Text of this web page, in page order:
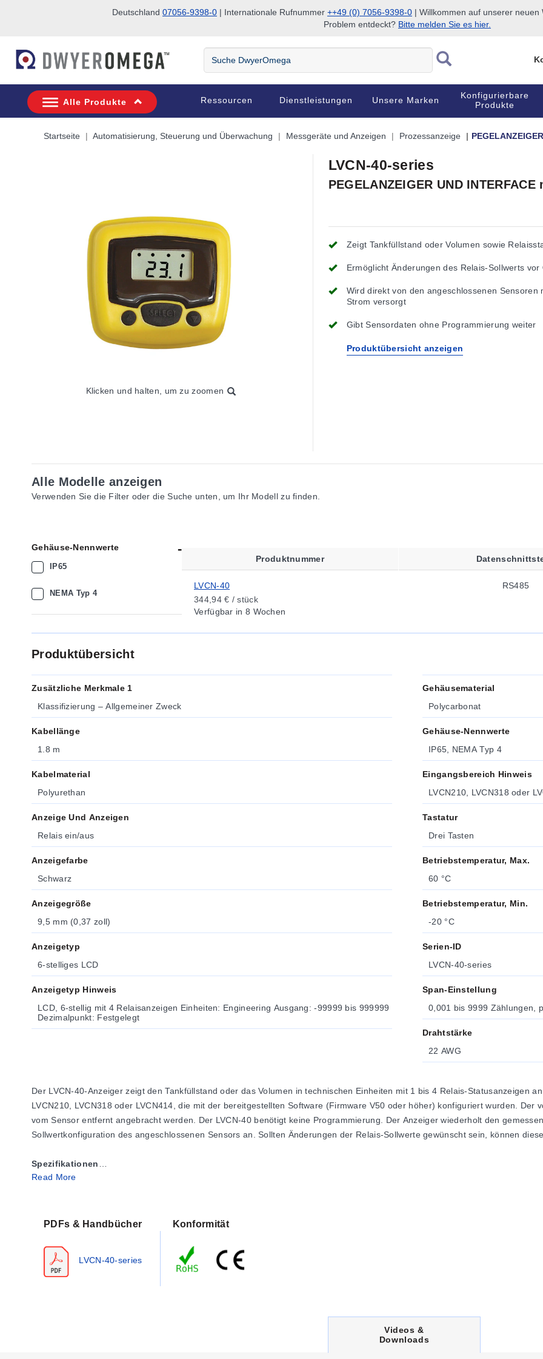
Deutschland 07056-9398-0 | Internationale Rufnummer ++49 (0) 7056-9398-0 | Willkommen auf unserer
Problem entdeckt? Bitte melden Sie es hier.
Suche
DwyerOmega
Alle Produkte Ressourcen Dienstleistungen Unsere Marken
Konfigurierbare
Produkte
Startseite Automatisierung, Steuerung und Überwachung Messgeräte und Anzeigen Prozessanzeige
Klicken und halten, um zu zoomen
LVCN-40-series
PEGELANZEIGER UND
Zeigt Tankfüllstand oder Volumen sowie
Ermöglicht Änderungen des Relais-Sollwerts vor
Wird direkt von den angeschlossenen Sensoren
Strom versorgt
Gibt Sensordaten ohne Programmierung weiter
Produktübersicht anzeigen
Alle Modelle anzeigen
Verwenden Sie die Filter oder die Suche unten, um Ihr Modell zu finden.
Gehäuse-Nennwerte
IP65
NEMA Typ 4
Produktnummer
LVCN-40
344,94 € / stück
Verfügbar in 8 Wochen
RS485
Produktübersicht
Zusätzliche Merkmale 1
Klassifizierung – Allgemeiner Zweck
Kabellänge
1.8 m
Kabelmaterial
Polyurethan
Anzeige Und Anzeigen
Relais ein/aus
Anzeigefarbe
Schwarz
Anzeigegröße
9,5 mm (0,37 zoll)
Anzeigetyp
6-stelliges LCD
Anzeigetyp Hinweis
LCD, 6-stellig mit 4 Relaisanzeigen Einheiten: Engineering Ausgang: -99999 bis 999999
Dezimalpunkt: Festgelegt
Gehäusematerial
Polycarbonat
Gehäuse-Nennwerte
IP65, NEMA Typ 4
Eingangsbereich Hinweis
LVCN210, LVCN318 oder
Tastatur
Drei Tasten
Betriebstemperatur, Max.
60 °C
Betriebstemperatur, Min.
-20 °C
Serien-ID
LVCN-40-series
Span-Einstellung
0,001 bis 9999 Zählungen,
Drahtstärke
22 AWG
Der LVCN-40-Anzeiger zeigt den Tankfüllstand oder das Volumen in technischen Einheiten mit 1 bis 4 Relais-Statusanzeigen
LVCN210, LVCN318 oder LVCN414, die mit der bereitgestellten Software (Firmware V50 oder höher) konfiguriert wurden.
vom Sensor entfernt angebracht werden. Der LVCN-40 benötigt keine Programmierung. Der Anzeiger wiederholt den
Sollwertkonfiguration des angeschlossenen Sensors an. Sollten Änderungen der Relais-Sollwerte gewünscht sein, können
Spezifikationen
Anzeige
Ausgang:-99999 bis 999999
Dezimalpunkt:
Punktanzeige:Relaisstatus
Benutzeroberfläche:
Read More
PDFs & Handbücher
LVCN-40-series
Konformität
C
U
Videos &
Downloads